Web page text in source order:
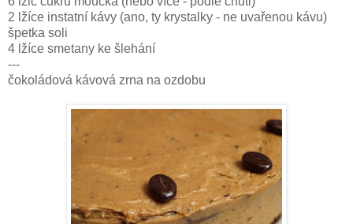
2 lžíce instatní kávy (ano, ty krystalky - ne uvařenou kávu)
špetka soli
4 lžíce smetany ke šlehání
---
čokoládová kávová zrna na ozdobu